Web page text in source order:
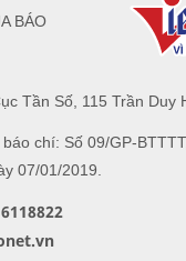
Tần Số, 115 Trần Duy
chí: Số 09/GP-
07/01/2019.
BÁO